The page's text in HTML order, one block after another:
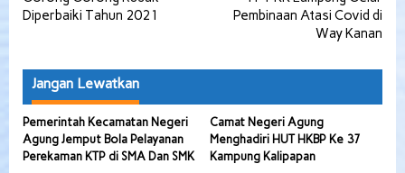
pos
Diperbaiki Tahun 2021
Pembinaan Atasi Covid di
Way Kanan
Jangan Lewatkan
Pemerintah Kecamatan Negeri
Agung Jemput Bola Pelayanan
Perekaman KTP di SMA Dan SMK
Camat Negeri Agung
Menghadiri HUT HKBP Ke 37
Kampung Kalipapan